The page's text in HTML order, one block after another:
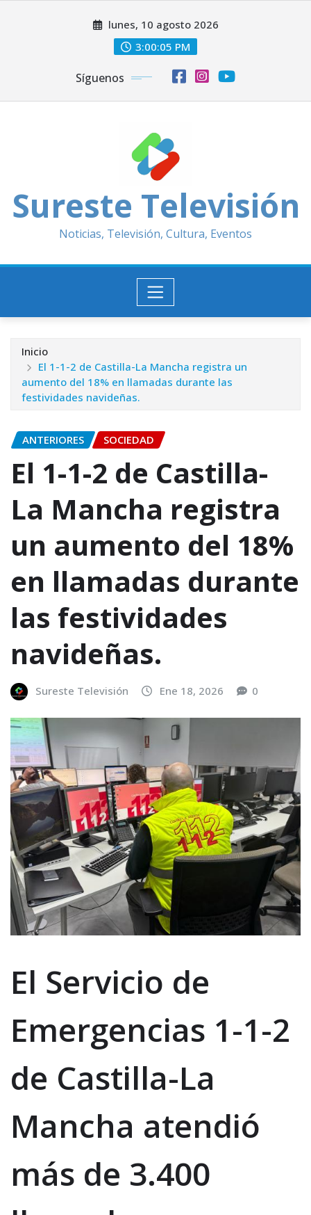
lunes, 10 agosto 2026
3:00:07 PM
Síguenos
Sureste Televisión
Noticias, Televisión, Cultura, Eventos
Inicio
El 1-1-2 de Castilla-La Mancha registra un
aumento del 18% en llamadas durante las
festividades navideñas.
ANTERIORES SOCIEDAD
El 1-1-2 de Castilla-
La Mancha registra
un aumento del 18%
en llamadas durante
las festividades
navideñas.
Sureste Televisión Ene 18, 2026 0
El Servicio de
Emergencias 1-1-2
de Castilla-La
Mancha atendió
más de 3.400